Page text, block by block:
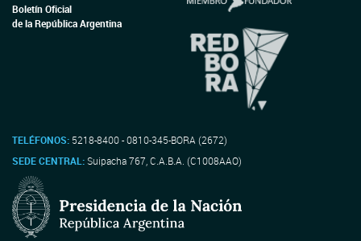
Boletín Oficial
de la República Argentina
TELÉFONOS: 5218-8400 - 0810-345-BORA (2672)
SEDE CENTRAL:Suipacha 767, C.A.B.A. (C1008AAO)